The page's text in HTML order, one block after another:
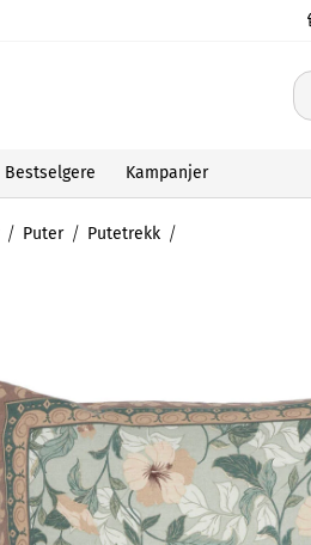
Bestselgere Kampanjer
Puter Putetrekk